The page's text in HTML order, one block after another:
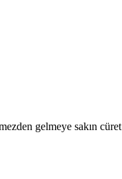
gelmeye sakın cüret